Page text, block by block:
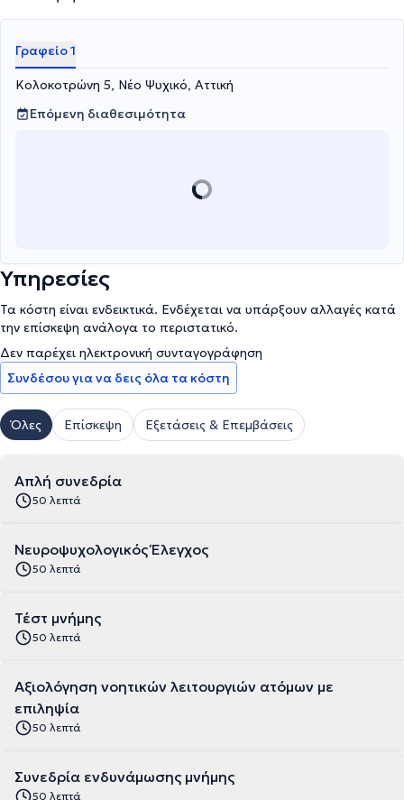
Γραφείο 1
Κολοκοτρώνη 5, Νέο Ψυχικό, Αττική
Επόμενη διαθεσιμότητα
Υπηρεσίες
Τα κόστη είναι ενδεικτικά. Ενδέχεται να υπάρξουν αλλαγές κατά
την επίσκεψη ανάλογα το περιστατικό.
Δεν παρέχει ηλεκτρονική συνταγογράφηση
Συνδέσου για να δεις όλα τα κόστη
Όλες Επίσκεψη Εξετάσεις & Επεμβάσεις
Απλή συνεδρία
50 λεπτά
Νευροψυχολογικός Έλεγχος
50 λεπτά
Τέστ μνήμης
50 λεπτά
Αξιολόγηση νοητικών λειτουργιών ατόμων με
επιληψία
50 λεπτά
Συνεδρία ενδυνάμωσης μνήμης
50 λεπτά